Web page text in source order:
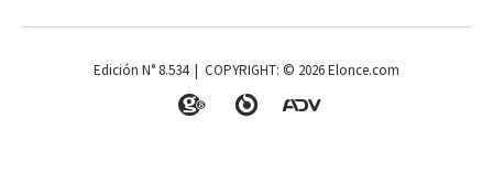
Edición N° 8.534 | COPYRIGHT: © 2026 Elonce.com